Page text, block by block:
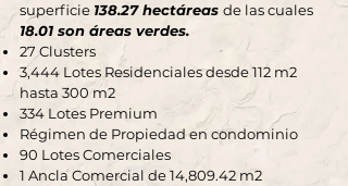
superficie 138.27 hectáreas de las cuales
18.01 son áreas verdes.
27 Clusters
3,444 Lotes Residenciales desde 112 m2
hasta 300 m2
334 Lotes Premium
Régimen de Propiedad en condominio
90 Lotes Comerciales
1 Ancla Comercial de 14,809.42 m2